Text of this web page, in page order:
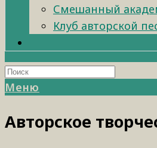
Смешанный
Клуб авторской
Меню
Авторское